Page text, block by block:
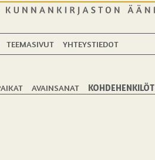
TEEMASIVUT YHTEYSTIEDOT
AVAINSANAT KOHDEHENKILÖT